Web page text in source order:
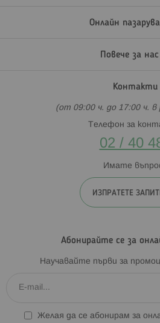
Онлайн
Повече за нас
Контакти
(от 09:00 ч. до 17:00 ч.
Телефон за
02 / 40
Имате
ИЗПРАТЕТЕ
Абонирайте се за
Научавайте първи за
Желая да се абонирам за